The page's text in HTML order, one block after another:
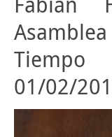
01/02/